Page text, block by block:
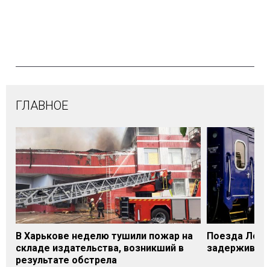
ГЛАВНОЕ
В Харькове неделю тушили пожар на
складе издательства, возникший в
результате обстрела
Поезда